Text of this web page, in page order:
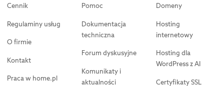
Cennik
Regulaminy usług
O firmie
Kontakt
Praca w home.pl
Pomoc
Dokumentacja
techniczna
Forum dyskusyjne
Komunikaty i
aktualności
Domeny
Hosting
internetowy
Hosting dla
WordPress z AI
Certyfikaty SSL